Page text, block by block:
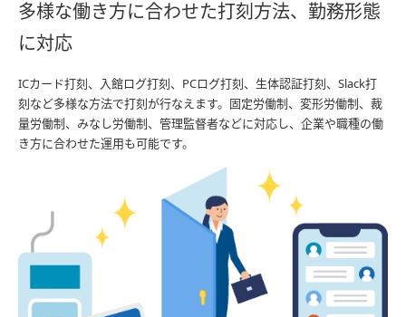
多様な働き方に合わせた打刻方法、勤務形態
に対応
ICカード打刻、入館ログ打刻、PCログ打刻、生体認証打刻、Slack打
刻など多様な方法で打刻が行なえます。固定労働制、変形労働制、裁
量労働制、みなし労働制、管理監督者などに対応し、企業や職種の働
き方に合わせた運用も可能です。